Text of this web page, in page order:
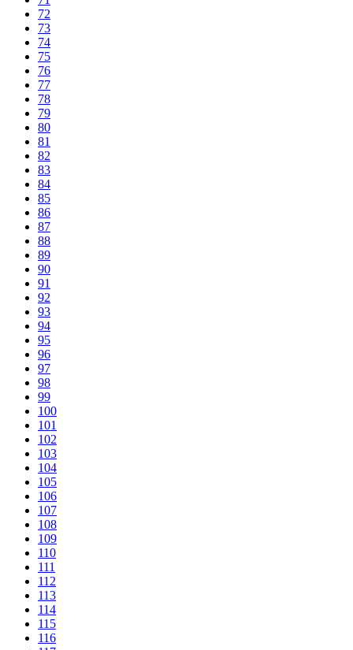
72
73
74
75
76
77
78
79
80
81
82
83
84
85
86
87
88
89
90
91
92
93
94
95
96
97
98
99
100
101
102
103
104
105
106
107
108
109
110
111
112
113
114
115
116